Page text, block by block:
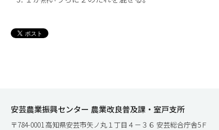
安芸農業振興センター 農業改良普及課・室戸支所
〒784-0001 高知県安芸市矢ノ丸１丁目４－３６ 安芸総合庁舎5Ｆ